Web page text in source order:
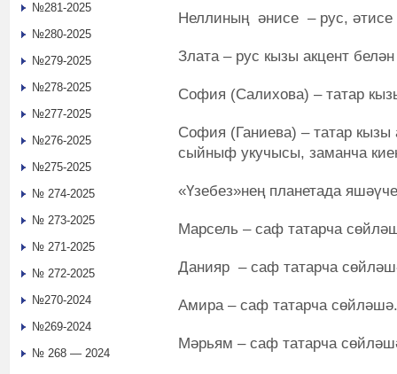
Неллиның әнисе – рус, әтисе
Злата – рус кызы акцент
София (Салихова) – татар
София (Ганиева) – татар
сыйныф укучысы, заманча
«Үзебез»нең планетада
Марсель – саф татарча
Данияр – саф татарча
Амира – саф татарча сөйләшә.
Мәрьям – саф татарча
№281-2025
№280-2025
№279-2025
№278-2025
№277-2025
№276-2025
№275-2025
№ 274-2025
№ 273-2025
№ 271-2025
№ 272-2025
№270-2024
№269-2024
№ 268 — 2024